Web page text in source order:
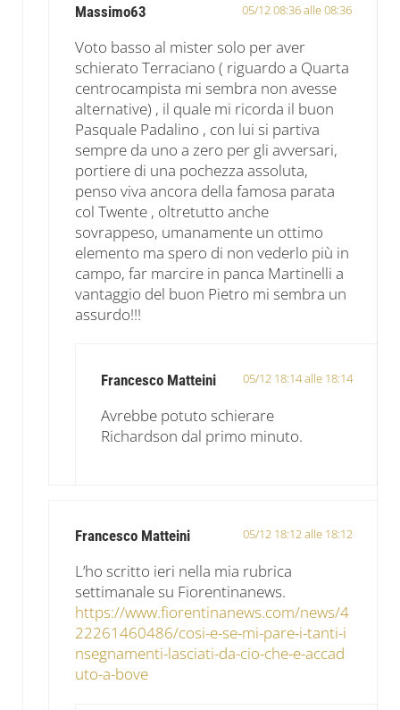
Massimo63 05/12 08:36 alle 08:36
Voto basso al mister solo per aver
schierato Terraciano ( riguardo a Quarta
centrocampista mi sembra non avesse
alternative) , il quale mi ricorda il buon
Pasquale Padalino , con lui si partiva
sempre da uno a zero per gli avversari,
portiere di una pochezza assoluta,
penso viva ancora della famosa parata
col Twente , oltretutto anche
sovrappeso, umanamente un ottimo
elemento ma spero di non vederlo più in
campo, far marcire in panca Martinelli a
vantaggio del buon Pietro mi sembra un
assurdo!!!
Francesco Matteini 05/12 18:14 alle 18:14
Avrebbe potuto schierare
Richardson dal primo minuto.
Francesco Matteini 05/12 18:12 alle 18:12
L’ho scritto ieri nella mia rubrica
settimanale su Fiorentinanews.
https://www.fiorentinanews.com/news/4
22261460486/cosi-e-se-mi-pare-i-tanti-i
nsegnamenti-lasciati-da-cio-che-e-accad
uto-a-bove